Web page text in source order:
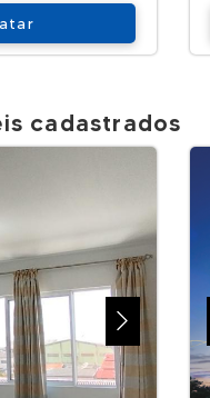
cadastrados